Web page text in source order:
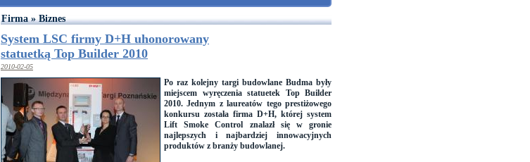
Firma » Biznes
System LSC firmy D+H uhonorowany
statuetką Top Builder 2010
2010-02-05
Po raz kolejny targi budowlane Budma były
miejscem wyręczenia statuetek Top Builder
2010. Jednym z laureatów tego prestiżowego
konkursu została firma D+H, której system
Lift Smoke Control znalazł się w gronie
najlepszych i najbardziej innowacyjnych
produktów z branży budowlanej.